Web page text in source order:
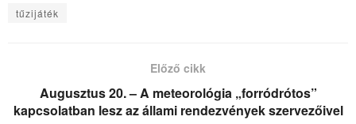
tűzijáték
Előző cikk
Augusztus 20. – A meteorológia „forródrótos”
kapcsolatban lesz az állami rendezvények szervezőivel